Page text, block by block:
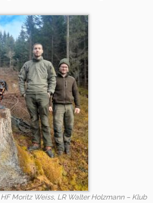
HF Moritz Weiss, LR Walter Holzmann – Klub